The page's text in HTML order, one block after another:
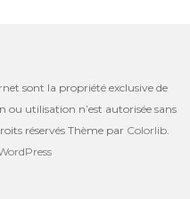
sont la propriété exclusive de
utilisation n’est autorisée sans
réservés Thème par Colorlib.